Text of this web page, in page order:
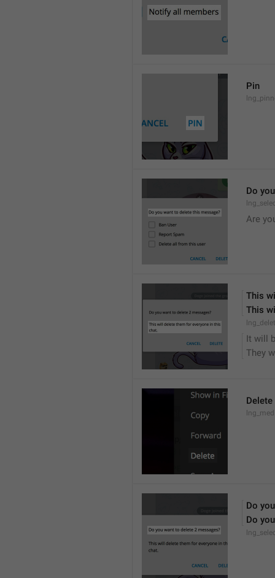
Pin
Do
Are
This
This
It will
They
Delete
Do
Do